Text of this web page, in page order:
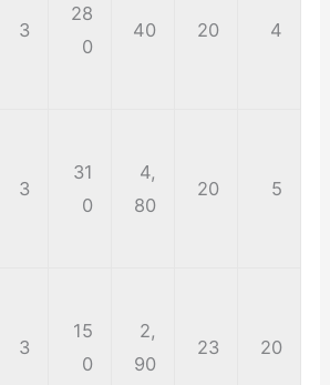
3
28
0
40 20 4
3
31
0
4,
80
20 5
3
15
0
2,
90
23 20